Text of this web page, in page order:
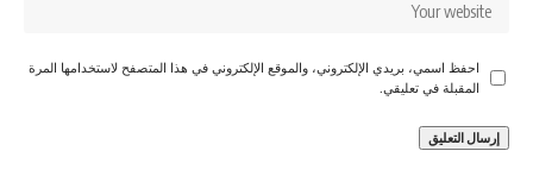
احفظ اسمي، بريدي الإلكتروني، والموقع الإلكتروني في هذا المتصفح لاستخدامها المرة
المقبلة في تعليقي.